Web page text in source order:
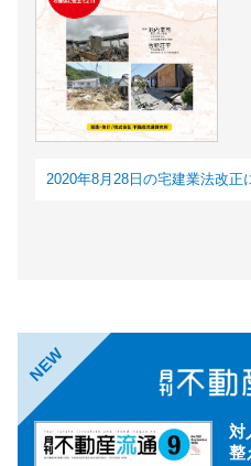
2020年8月28日の宅建業法改正
NEW
対
整